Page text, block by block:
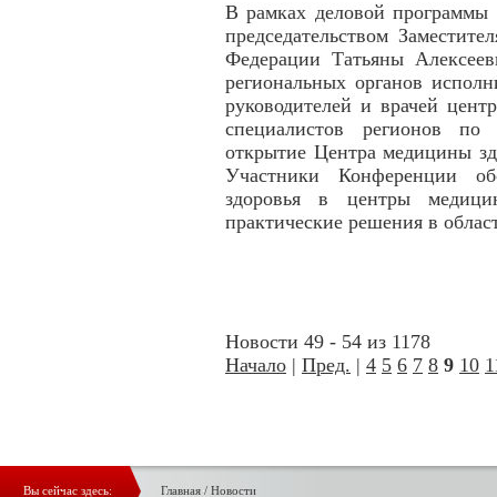
В рамках деловой программы
председательством
Федерации Татьяны
региональных органов
руководителей и врачей
специалистов регионов
открытие Центра медицины
Участники Конференции
здоровья в центры
практические решения в
Новости 49 - 54 из 1178
Начало | Пред. | 4 5 6 7 8 9 10
Вы сейчас здесь: Главная/ Новости